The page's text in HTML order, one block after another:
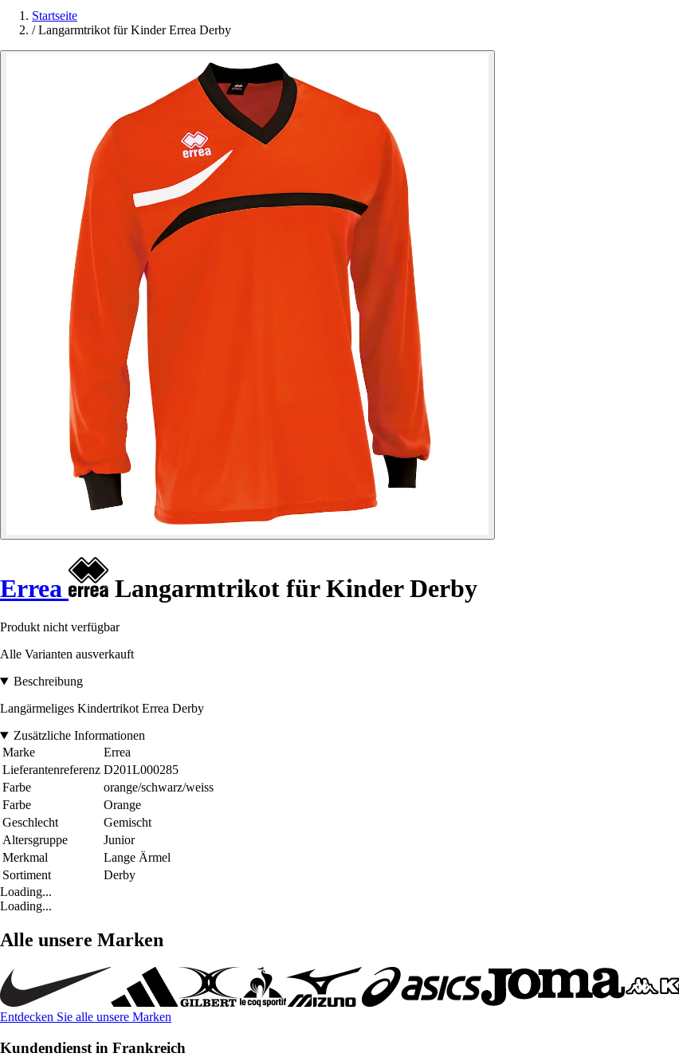
Startseite
/ Langarmtrikot für Kinder Errea Derby
Errea Langarmtrikot für Kinder Derby
Produkt nicht verfügbar
Alle Varianten ausverkauft
Beschreibung
Langärmeliges Kindertrikot Errea Derby
Zusätzliche Informationen
Marke
Errea
Lieferantenreferenz D201L000285
Farbe
orange/schwarz/weiss
Farbe
Orange
Geschlecht
Gemischt
Altersgruppe
Junior
Merkmal
Lange Ärmel
Sortiment
Derby
Loading...
Loading...
Alle unsere Marken
Entdecken Sie alle unsere Marken
Kundendienst in Frankreich